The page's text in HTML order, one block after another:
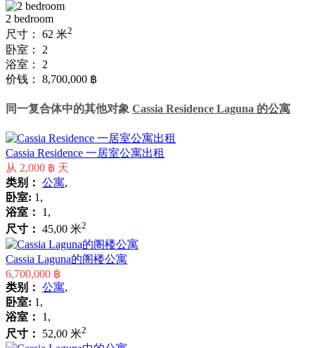
2 bedroom
尺寸：
62 米2
卧室：
2
浴室：
2
价钱：
8,700,000 ฿
同一复合体中的其他对象 Cassia Residence Laguna 的公寓
Cassia Residence 一居室公寓出租
从 2,000 ฿ 天
类别： 公寓,
卧室: 1,
浴室：
1,
尺寸： 45,00 米2
Cassia Laguna的阁楼公寓
6,700,000 ฿
类别： 公寓,
卧室: 1,
浴室：
1,
尺寸：
52,00 米2